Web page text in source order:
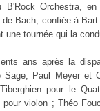
Orchestra, en
de Bach, confiée à Bart
une tournée qui la
ans après la
Paul Meyer et
pour le
violon ; Théo